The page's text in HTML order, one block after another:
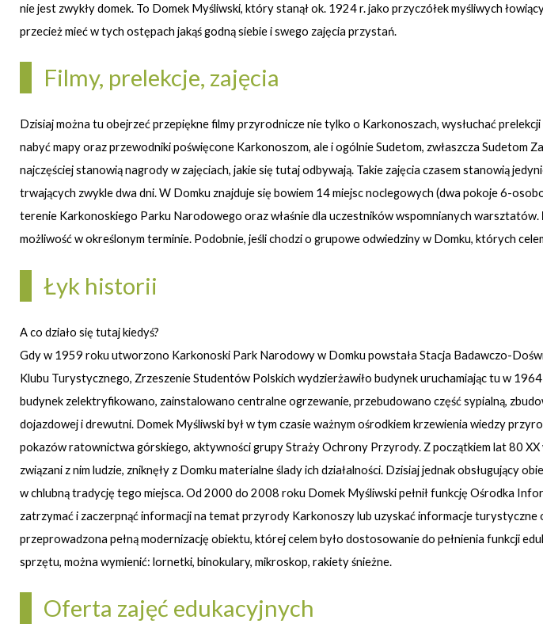
nie jest zwykły domek. To Domek Myśliwski, który stanął ok. 1924 r. jako przyczółek myśliwych
przecież mieć w tych ostępach jakąś godną siebie i swego zajęcia przystań.
Filmy, prelekcje, zajęcia
Dzisiaj można tu obejrzeć przepiękne filmy przyrodnicze nie tylko o Karkonoszach, wysłuchać
nabyć mapy oraz przewodniki poświęcone Karkonoszom, ale i ogólnie Sudetom, zwłaszcza
najczęściej stanowią nagrody w zajęciach, jakie się tutaj odbywają. Takie zajęcia czasem stanowią
trwających zwykle dwa dni. W Domku znajduje się bowiem 14 miejsc noclegowych (dwa pokoje 6-
terenie Karkonoskiego Parku Narodowego oraz właśnie dla uczestników wspomnianych warsztatów.
możliwość w określonym terminie. Podobnie, jeśli chodzi o grupowe odwiedziny w Domku, których
Łyk historii
A co działo się tutaj kiedyś?
Gdy w 1959 roku utworzono Karkonoski Park Narodowy w Domku powstała Stacja Badawczo-
Klubu Turystycznego, Zrzeszenie Studentów Polskich wydzierżawiło budynek uruchamiając tu w
budynek zelektryfikowano, zainstalowano centralne ogrzewanie, przebudowano część sypialną,
dojazdowej i drewutni. Domek Myśliwski był w tym czasie ważnym ośrodkiem krzewienia wiedzy
pokazów ratownictwa górskiego, aktywności grupy Straży Ochrony Przyrody. Z początkiem lat 80
związani z nim ludzie, zniknęły z Domku materialne ślady ich działalności. Dzisiaj jednak
w chlubną tradycję tego miejsca. Od 2000 do 2008 roku Domek Myśliwski pełnił funkcję Ośrodka
zatrzymać i zaczerpnąć informacji na temat przyrody Karkonoszy lub uzyskać informacje
przeprowadzona pełną modernizację obiektu, której celem było dostosowanie do pełnienia funkcji
sprzętu, można wymienić: lornetki, binokulary, mikroskop, rakiety śnieżne.
Oferta zajęć edukacyjnych